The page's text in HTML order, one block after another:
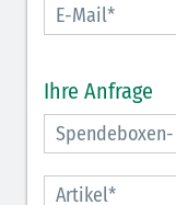
Ihre Anfrage